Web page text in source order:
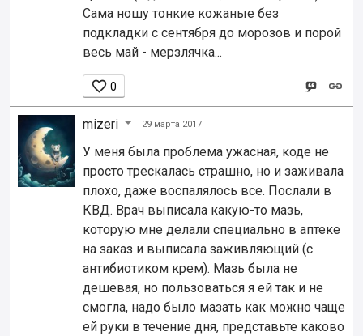
Сама ношу тонкие кожаные без
подкладки с сентября до морозов и порой
весь май - мерзлячка...
 0
mizeri 29 марта 2017
У меня была проблема ужасная, коде не
просто трескалась страшно, но и заживала
плохо, даже воспалялось все. Послали в
КВД. Врач выписала какую-то мазь,
которую мне делали специально в аптеке
на заказ и выписала заживляющий (с
антибиотиком крем). Мазь была не
дешевая, но пользоваться я ей так и не
смогла, надо было мазать как можно чаще
ей руки в течение дня, представьте каково